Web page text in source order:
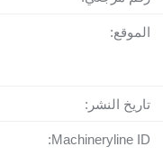
الموقع:
تاريخ النشر:
Machineryline ID: